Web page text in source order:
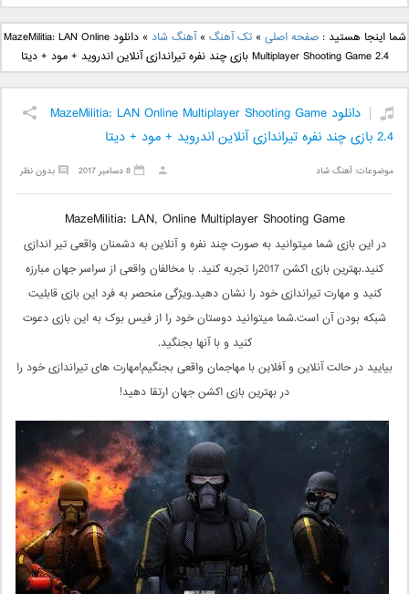
دانلود آهنگ جدید بهنام
بانی بنام قرص قمر 2
دانلود آهنگ جدید علی
یاسینی بنام دورترین نزدیک
شما اینجا هستید :صفحه اصلی »تک آهنگ »آهنگ شاد »
دانلود MazeMilitia: LAN Online
Multiplayer Shooting Game 2.4 بازی چند نفره تیراندازی آنلاین اندروید + مود + دیتا
دانلود MazeMilitia: LAN Online Multiplayer Shooting Game
2.4 بازی چند نفره تیراندازی آنلاین اندروید + مود + دیتا
موضوعات:آهنگ شاد بدون نظر 8 دسامبر 2017
MazeMilitia: LAN, Online Multiplayer Shooting Game
در این بازی شما میتوانید به صورت چند نفره و آنلاین به دشمنان واقعی تیر اندازی
کنید.بهترین بازی اکشن 2017را تجربه کنید. با مخالفان واقعی از سراسر جهان مبارزه
کنید و مهارت تیراندازی خود را نشان دهید.ویژگی منحصر به فرد این بازی قابلیت
شبکه بودن آن است.شما میتوانید دوستان خود را از فیس بوک به این بازی دعوت
کنید و با آنها بجنگید.
بیایید در حالت آنلاین و آفلاین با مهاجمان واقعی بجنگیم!مهارت های تیراندازی خود را
در بهترین بازی اکشن جهان ارتقا دهید!